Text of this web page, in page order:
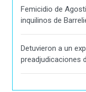
Femicidio de
inquilinos de
Detuvieron a un
preadjudicaciones